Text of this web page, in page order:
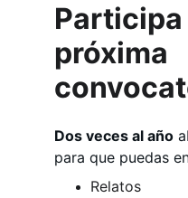
Participa
próxima
Dos veces al año
para que puedas
Relatos